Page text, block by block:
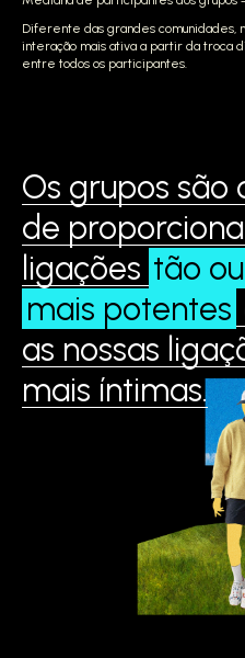
Diferente das grandes comunidades,
interação mais ativa a partir da troca
entre todos os participantes.
Os grupos são
de
ligações tão
mais potentes
as nossas
mais íntimas.